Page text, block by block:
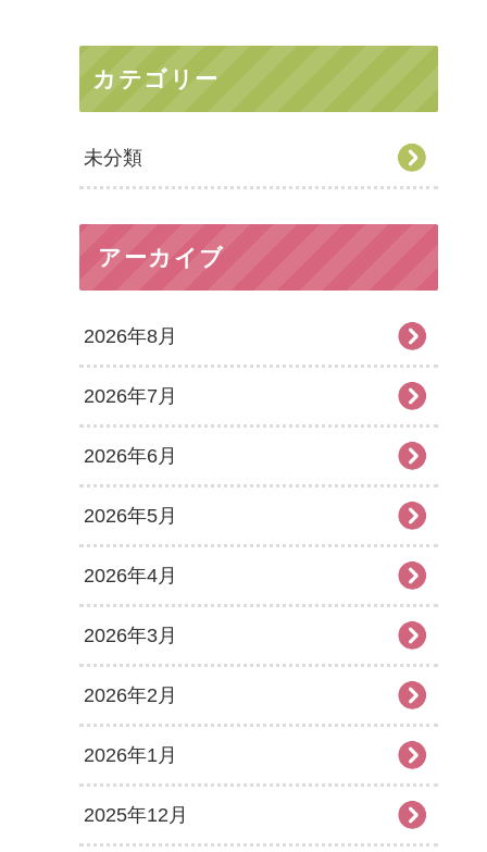
カテゴリー
未分類
アーカイブ
2026年8月
2026年7月
2026年6月
2026年5月
2026年4月
2026年3月
2026年2月
2026年1月
2025年12月